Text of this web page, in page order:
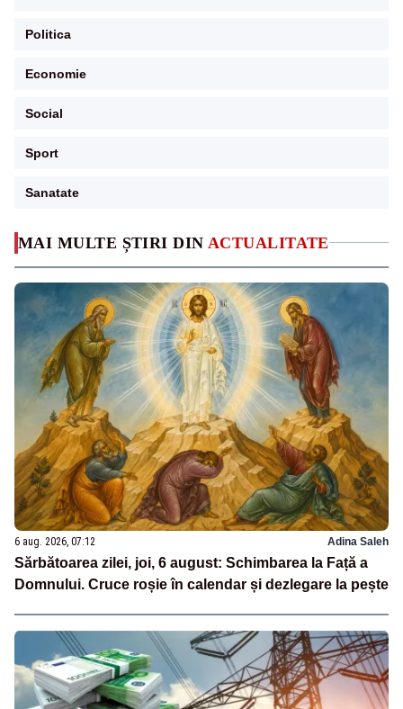
MAI MULTE ȘTIRI DIN ACTUALITATE
6 aug. 2026, 07:12 Adina Saleh
Sărbătoarea zilei, joi, 6 august: Schimbarea la Față a
Domnului. Cruce roșie în calendar și dezlegare la pește
Politica
Economie
Social
Sport
Sanatate